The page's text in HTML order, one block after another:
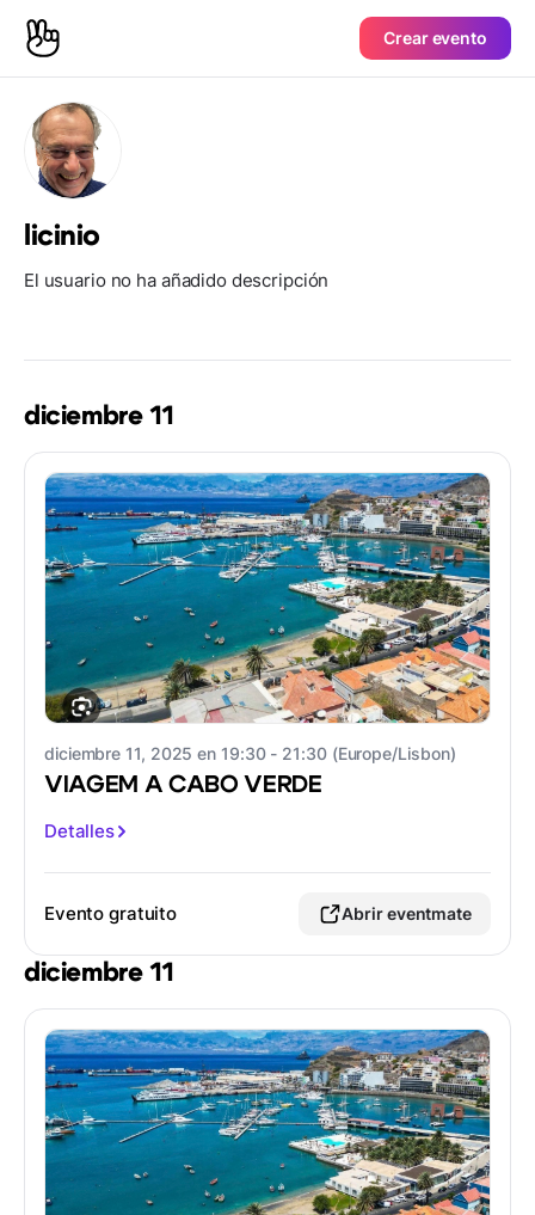
Crear evento
licinio
El usuario no ha añadido descripción
diciembre 11
diciembre 11, 2025 en 19:30 - 21:30 (Europe/Lisbon)
VIAGEM A CABO VERDE
Detalles
Evento gratuito Abrir eventmate
diciembre 11